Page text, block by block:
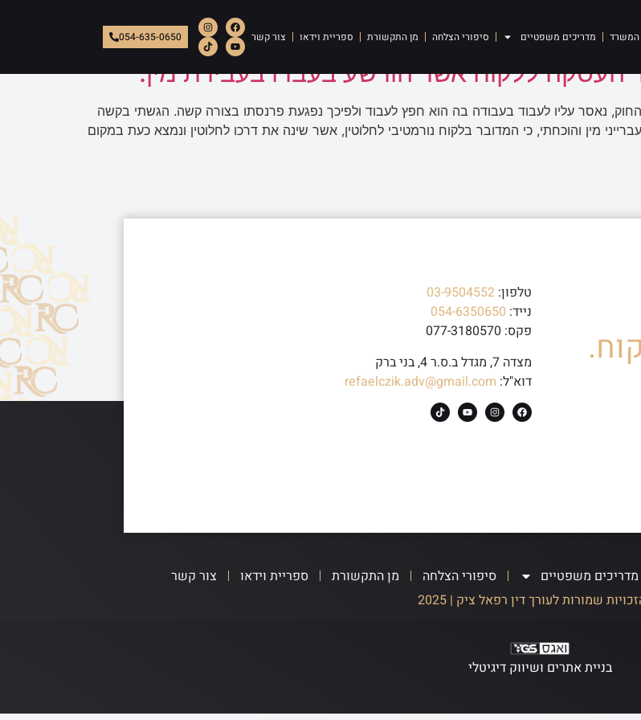
המשרד מדריכים משפטיים סיפורי הצלחה מן התקשורת ספריית וידאו צור קשר 054-635-0650 עברייני מין
העסקה ללקוח אשר הורשע בעברו בעבירת מין:
נאסר עליו לעבוד בעבודה בה הוא חפץ לעבוד ולפיכך נפגעת פרנסתו בצורה קשה. הגשתי בקשה
מין והוכחתי, כי המדובר בלקוח נורמטיבי לחלוטין, אשר שינה את דרכו לחלוטין ונמצא כעת במקום
טלפון: 03-9504552
נייד: 054-6350650
פקס: 077-3180570
מצדה 7, מגדל ב.ס.ר 4, בני ברק
דוא"ל: refaelczik.adv@gmail.com
מדריכים משפטיים סיפורי הצלחה מן התקשורת ספריית וידאו
צור קשר
שמורות לעורך דין רפאל ציק | 2025
בניית אתרים ושיווק דיגיטלי